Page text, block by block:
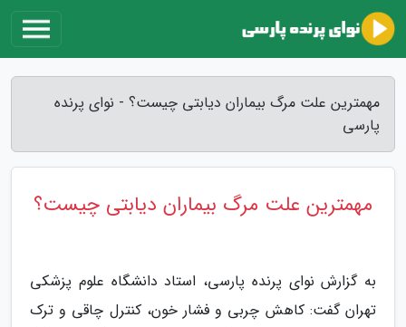
مهمترین علت مرگ بیماران دیابتی چیست؟ - نوای پرنده
پارسی
مهمترین علت مرگ بیماران دیابتی چیست؟
به گزارش نوای پرنده پارسی، استاد دانشگاه علوم پزشکی
تهران گفت: کاهش چربی و فشار خون، کنترل چاقی و ترک